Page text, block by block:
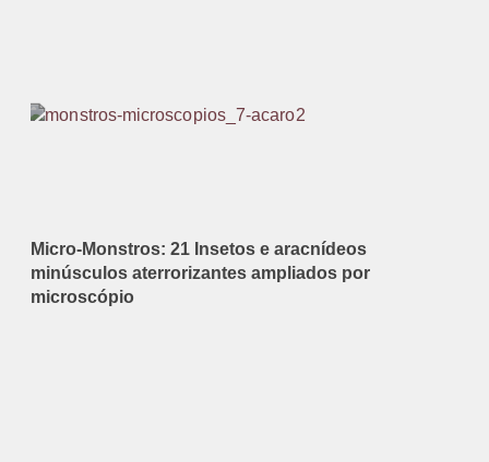
Micro-Monstros: 21 Insetos e aracnídeos
minúsculos aterrorizantes ampliados por
microscópio